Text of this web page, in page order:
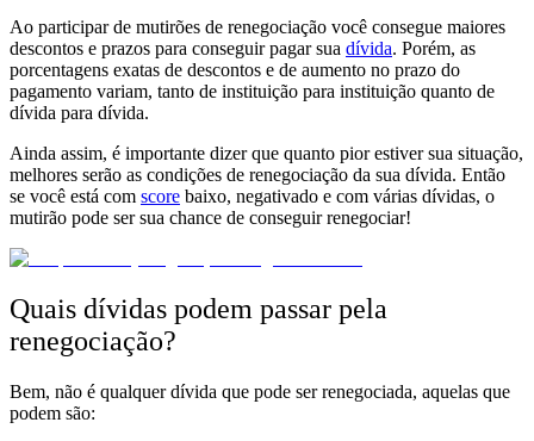
Ao participar de mutirões de renegociação você consegue maiores
descontos e prazos para conseguir pagar sua dívida. Porém, as
porcentagens exatas de descontos e de aumento no prazo do
pagamento variam, tanto de instituição para instituição quanto de
dívida para dívida.
Ainda assim, é importante dizer que quanto pior estiver sua situação,
melhores serão as condições de renegociação da sua dívida. Então
se você está com score baixo, negativado e com várias dívidas, o
mutirão pode ser sua chance de conseguir renegociar!
Quais dívidas podem passar pela
renegociação?
Bem, não é qualquer dívida que pode ser renegociada, aquelas que
podem são: